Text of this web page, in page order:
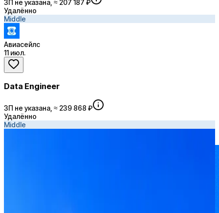
ЗП не указана, ≈ 207 187 ₽
Удалённо
Middle
Авиасейлс
11 июл.
Data Engineer
ЗП не указана, ≈ 239 868 ₽
Удалённо
Middle